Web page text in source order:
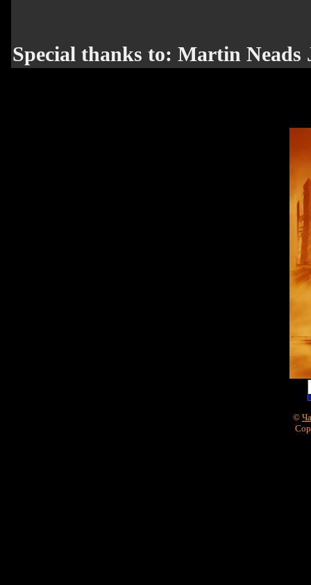
Special thanks to: Martin Neads
©